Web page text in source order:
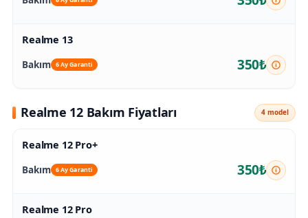
Realme 13
Bakım 6 Ay Garanti 350₺
Realme 12 Bakım Fiyatları 4 model
Realme 12 Pro+
Bakım 6 Ay Garanti 350₺
Realme 12 Pro